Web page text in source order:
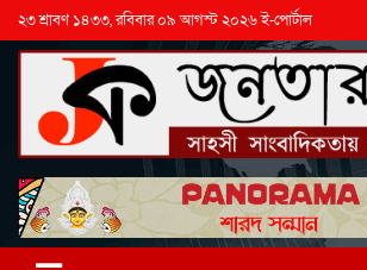
২৩ শ্রাবণ ১৪৩৩, রবিবার ০৯ আগস্ট ২০২৬ ই-পোর্টাল